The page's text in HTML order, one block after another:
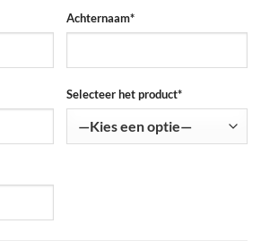
Achternaam*
Selecteer het product*